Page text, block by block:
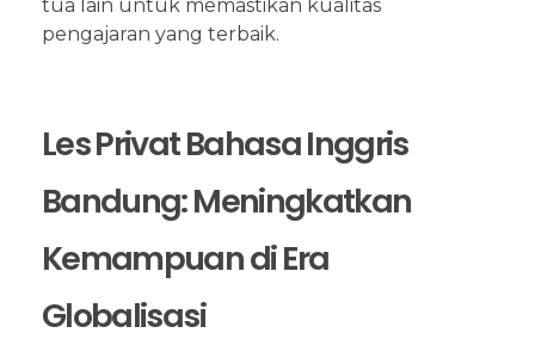
tua lain untuk memastikan kualitas
pengajaran yang terbaik.
Les Privat Bahasa Inggris
Bandung: Meningkatkan
Kemampuan di Era
Globalisasi